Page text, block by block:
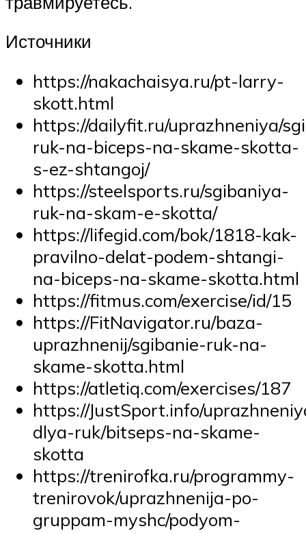
Источники
https://nakachaisya.ru/pt-larry-
skott.html
https://dailyfit.ru/uprazhneniya/
ruk-na-biceps-na-skame-skotta-
s-ez-shtangoj/
https://steelsports.ru/sgibaniya-
ruk-na-skam-e-skotta/
https://lifegid.com/bok/1818-kak-
pravilno-delat-podem-shtangi-
na-biceps-na-skame-skotta.html
https://fitmus.com/exercise/id/15
https://FitNavigator.ru/baza-
uprazhnenij/sgibanie-ruk-na-
skame-skotta.html
https://atletiq.com/exercises/187
https://JustSport.info/
dlya-ruk/bitseps-na-skame-
skotta
https://trenirofka.ru/programmy-
trenirovok/uprazhnenija-po-
gruppam-myshc/podyom-